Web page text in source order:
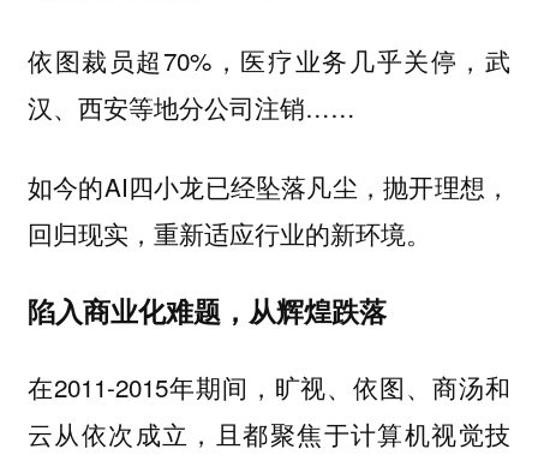
依图裁员超70%，医疗业务几乎关停，武
汉、西安等地分公司注销……
如今的AI四小龙已经坠落凡尘，抛开理想，
回归现实，重新适应行业的新环境。
陷入商业化难题，从辉煌跌落
在2011-2015年期间，旷视、依图、商汤和
云从依次成立，且都聚焦于计算机视觉技